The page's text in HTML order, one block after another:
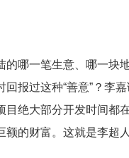
的哪一笔生意、哪一块
报过这种“善意”？李
目绝大部分开发时间都
的财富。这就是李超人